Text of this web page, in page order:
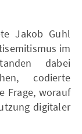
Jakob Guhl
im
dabei
codierte
Frage, worauf
digitaler